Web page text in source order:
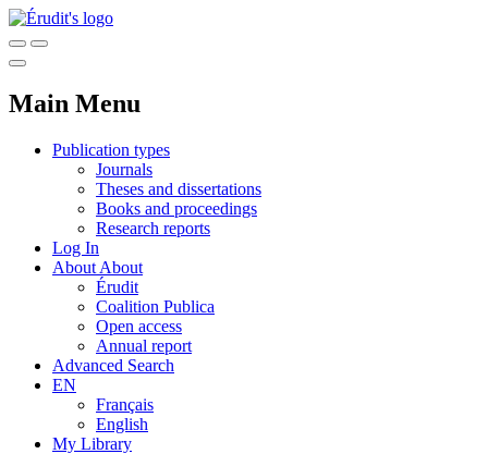
Main Menu
Publication types
Journals
Theses and dissertations
Books and proceedings
Research reports
Log In
About About
Érudit
Coalition Publica
Open access
Annual report
Advanced Search
EN
Français
English
My Library